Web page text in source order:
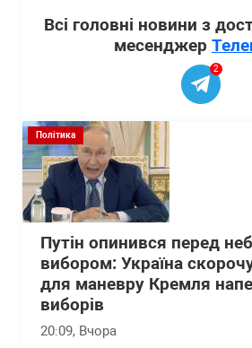
Всі головні новини з
месенджер
2
Політика
Путін опинився перед
вибором: Україна
для маневру Кремля
виборів
20:09, Вчора